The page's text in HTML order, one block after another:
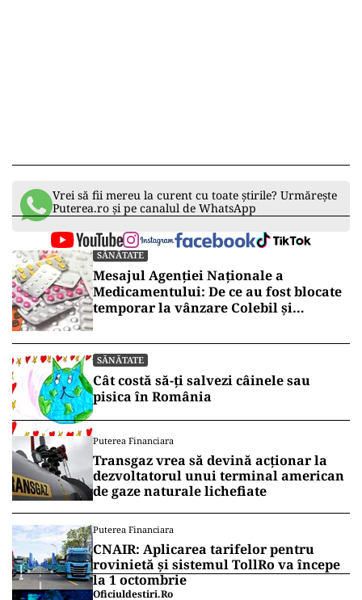
Vrei să fii mereu la curent cu toate știrile? Urmărește
Puterea.ro și pe canalul de WhatsApp
SĂNĂTATE
Mesajul Agenției Naționale a
Medicamentului: De ce au fost blocate
temporar la vânzare Colebil și
SĂNĂTATE
Cât costă să-ți salvezi câinele sau
pisica în România
Puterea Financiara
Transgaz vrea să devină acționar la
dezvoltatorul unui terminal american
de gaze naturale lichefiate
Puterea Financiara
CNAIR: Aplicarea tarifelor pentru
rovinietă și sistemul TollRo va începe
la 1 octombrie
Oficiuldestiri.ro